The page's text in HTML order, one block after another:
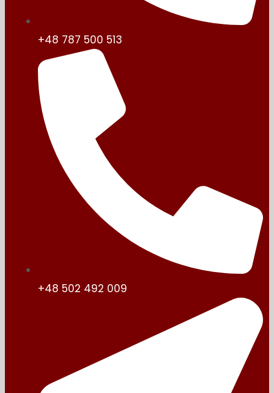
+48 787 500 513
+48 502 492 009